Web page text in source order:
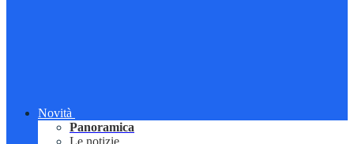
Novità
Panoramica